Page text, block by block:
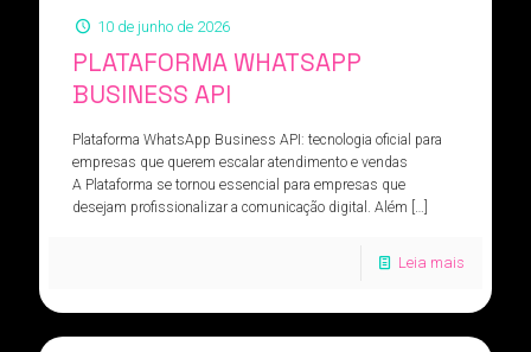
10 de junho de 2026
PLATAFORMA WHATSAPP
BUSINESS API
Plataforma WhatsApp Business API: tecnologia oficial para
empresas que querem escalar atendimento e vendas
A Plataforma se tornou essencial para empresas que
desejam profissionalizar a comunicação digital. Além […]
Leia mais